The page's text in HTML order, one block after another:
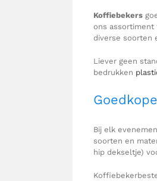
Koffiebekers
ons
diverse soorten
Liever geen
bedrukken
Bij elk
soorten en
hip dekseltje)